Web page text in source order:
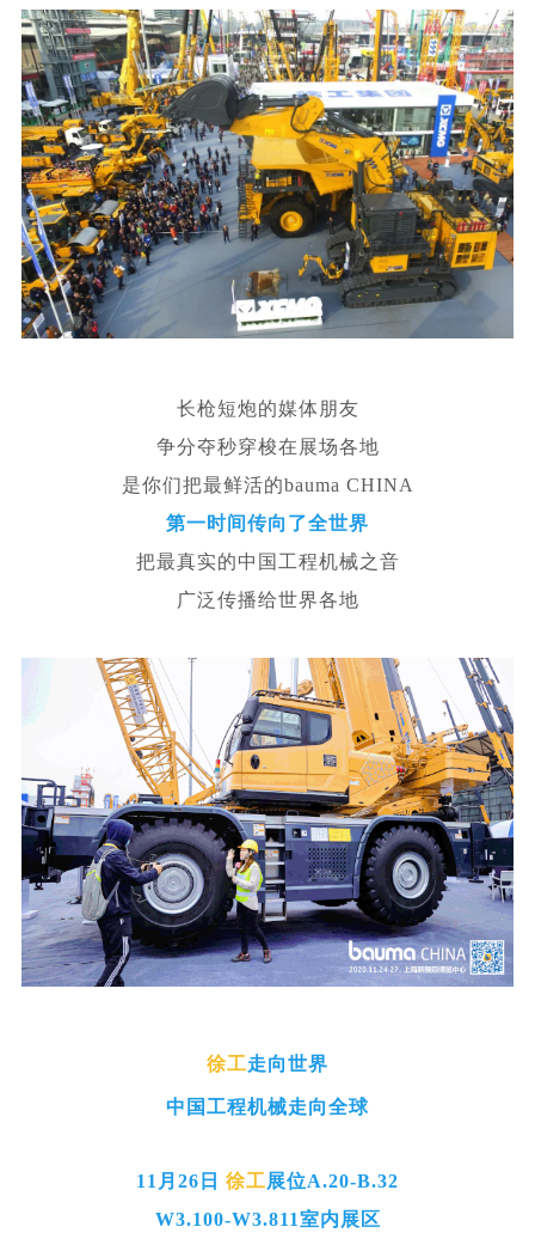
长枪短炮的媒体朋友
争分夺秒穿梭在展场各地
是你们把最鲜活的bauma CHINA
第一时间传向了全世界
把最真实的中国工程机械之音
广泛传播给世界各地
徐工走向世界
中国工程机械走向全球
11月26日 徐工展位A.20-B.32
W3.100-W3.811室内展区